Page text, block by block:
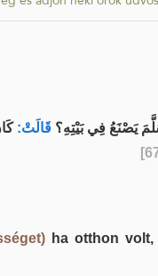
يَصْنَعُ فِي بَيْتِهِ؟ قَالَتْ:
ha otthon volt,